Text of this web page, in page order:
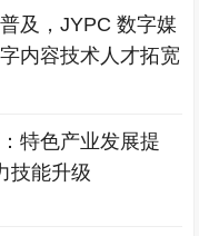
及，JYPC 数字媒
内容技术人才拓宽
特色产业发展提
技能升级